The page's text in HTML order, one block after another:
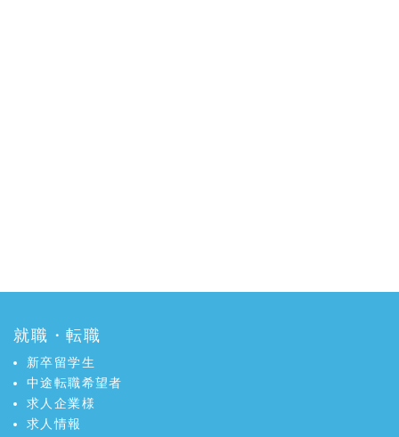
就職・転職
新卒留学生
中途転職希望者
求人企業様
求人情報